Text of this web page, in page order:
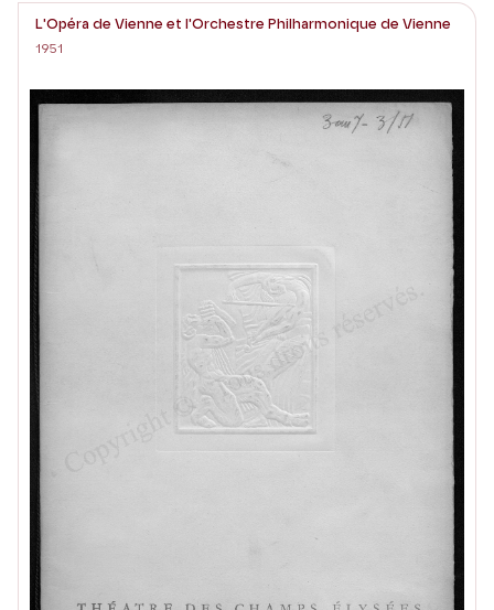
L'Opéra de Vienne et l'Orchestre Philharmonique de Vienne
1951